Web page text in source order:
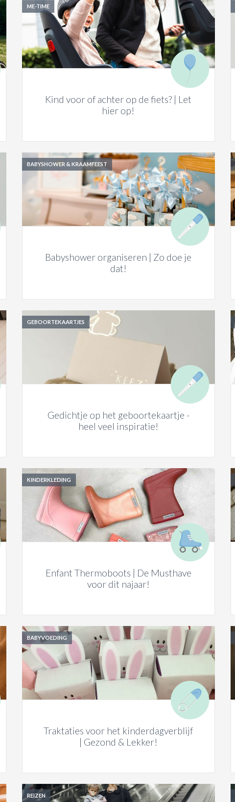
ME-TIME
Kind voor of achter op de fiets? | Let
hier op!
BABYSHOWER & KRAAMFEEST
Babyshower organiseren | Zo doe je
dat!
GEBOORTEKAARTJES
Gedichtje op het geboortekaartje -
heel veel inspiratie!
KINDERKLEDING
Enfant Thermoboots | De Musthave
voor dit najaar!
BABYVOEDING
Traktaties voor het kinderdagverblijf
| Gezond & Lekker!
REIZEN